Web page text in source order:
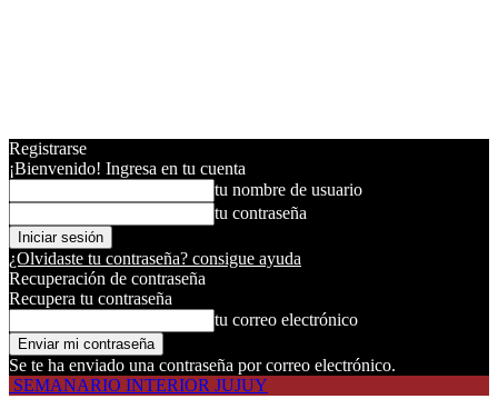
Registrarse
¡Bienvenido! Ingresa en tu cuenta
tu nombre de usuario
tu contraseña
¿Olvidaste tu contraseña? consigue ayuda
Recuperación de contraseña
Recupera tu contraseña
tu correo electrónico
Se te ha enviado una contraseña por correo electrónico.
SEMANARIO INTERIOR JUJUY